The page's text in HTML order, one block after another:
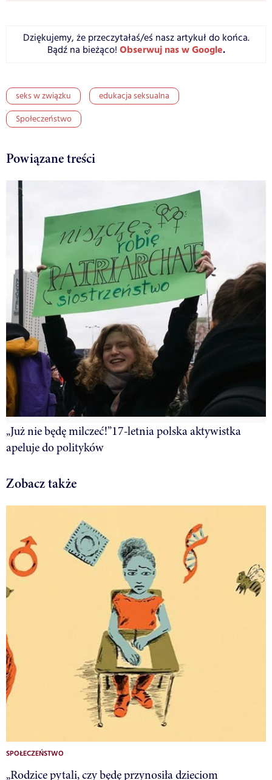
Dziękujemy, że przeczytałaś/eś nasz artykuł do końca.
Bądź na bieżąco! Obserwuj nas w Google.
seks w związku
edukacja seksualna
Społeczeństwo
Powiązane treści
„Już nie będę milczeć!”17-letnia polska aktywistka
apeluje do polityków
Zobacz także
SPOŁECZEŃSTWO
„Rodzice pytali, czy będę przynosiła dzieciom